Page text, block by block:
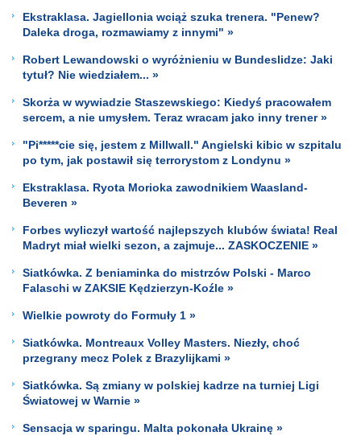
Ekstraklasa. Jagiellonia wciąż szuka trenera. "Penew?
Daleka droga, rozmawiamy z innymi" »
Robert Lewandowski o wyróżnieniu w Bundeslidze: Jaki
tytuł? Nie wiedziałem... »
Skorża w wywiadzie Staszewskiego: Kiedyś pracowałem
sercem, a nie umysłem. Teraz wracam jako inny trener »
"Pi*****cie się, jestem z Millwall." Angielski kibic w szpitalu
po tym, jak postawił się terrorystom z Londynu »
Ekstraklasa. Ryota Morioka zawodnikiem Waasland-
Beveren »
Forbes wyliczył wartość najlepszych klubów świata! Real
Madryt miał wielki sezon, a zajmuje... ZASKOCZENIE »
Siatkówka. Z beniaminka do mistrzów Polski - Marco
Falaschi w ZAKSIE Kędzierzyn-Koźle »
Wielkie powroty do Formuły 1 »
Siatkówka. Montreaux Volley Masters. Niezły, choć
przegrany mecz Polek z Brazylijkami »
Siatkówka. Są zmiany w polskiej kadrze na turniej Ligi
Światowej w Warnie »
Sensacja w sparingu. Malta pokonała Ukrainę »